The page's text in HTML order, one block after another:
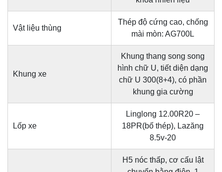
Vật liệu thùng
Thép độ cứng cao, chống
mài mòn: AG700L
Khung xe
Khung thang song song
hình chữ U, tiết diện dạng
chữ U 300(8+4), có phần
khung gia cường
Lốp xe
Linglong 12.00R20 –
18PR(bố thép), Lazăng
8.5v-20
H5 nóc thấp, cơ cấu lật